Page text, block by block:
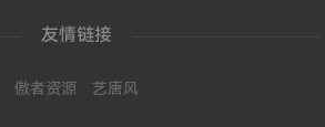
友情链接
傲者资源 艺唐风